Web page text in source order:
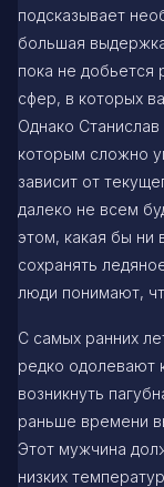
подсказывает
большая
пока не добьется
сфер, в которых
Однако
которым сложно
зависит от
далеко не всем
этом, какая бы ни
сохранять
люди понимают,
С самых ранних
редко одолевают
возникнуть
раньше времени
Этот мужчина
низких